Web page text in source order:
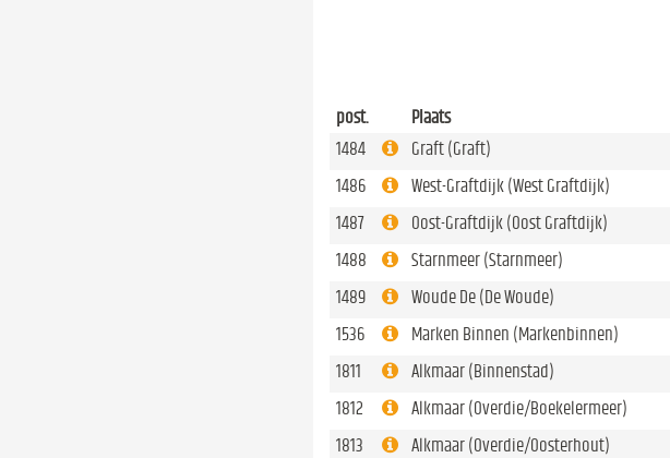
post. Plaats
1484
Graft (Graft)
1486
West-Graftdijk (West Graftdijk)
1487
Oost-Graftdijk (Oost Graftdijk)
1488
Starnmeer (Starnmeer)
1489
Woude De (De Woude)
1536
Marken Binnen (Markenbinnen)
1811
Alkmaar (Binnenstad)
1812
Alkmaar (Overdie/Boekelermeer)
1813
Alkmaar (Overdie/Oosterhout)